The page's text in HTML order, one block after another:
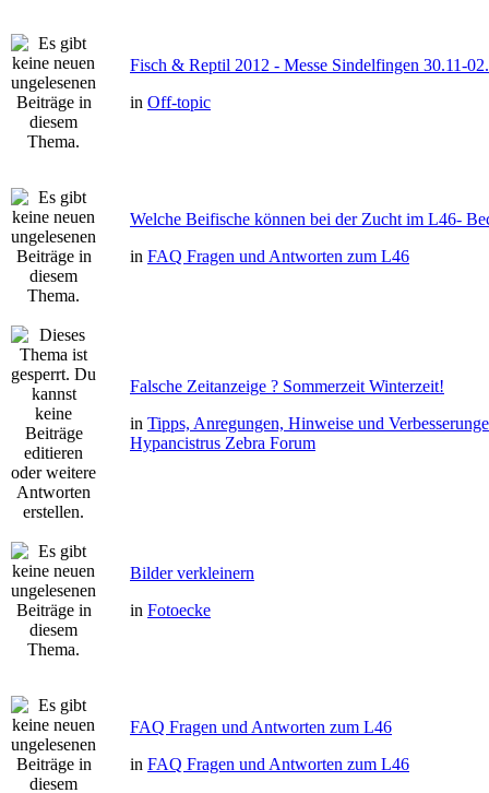
Fisch & Reptil 2012 - Messe Sindelfingen 30.11-
in Off-topic
Welche Beifische können bei der Zucht im L46-
in FAQ Fragen und Antworten zum L46
Falsche Zeitanzeige ? Sommerzeit Winterzeit!
in Tipps, Anregungen, Hinweise und
Hypancistrus Zebra Forum
Bilder verkleinern
in Fotoecke
FAQ Fragen und Antworten zum L46
in FAQ Fragen und Antworten zum L46